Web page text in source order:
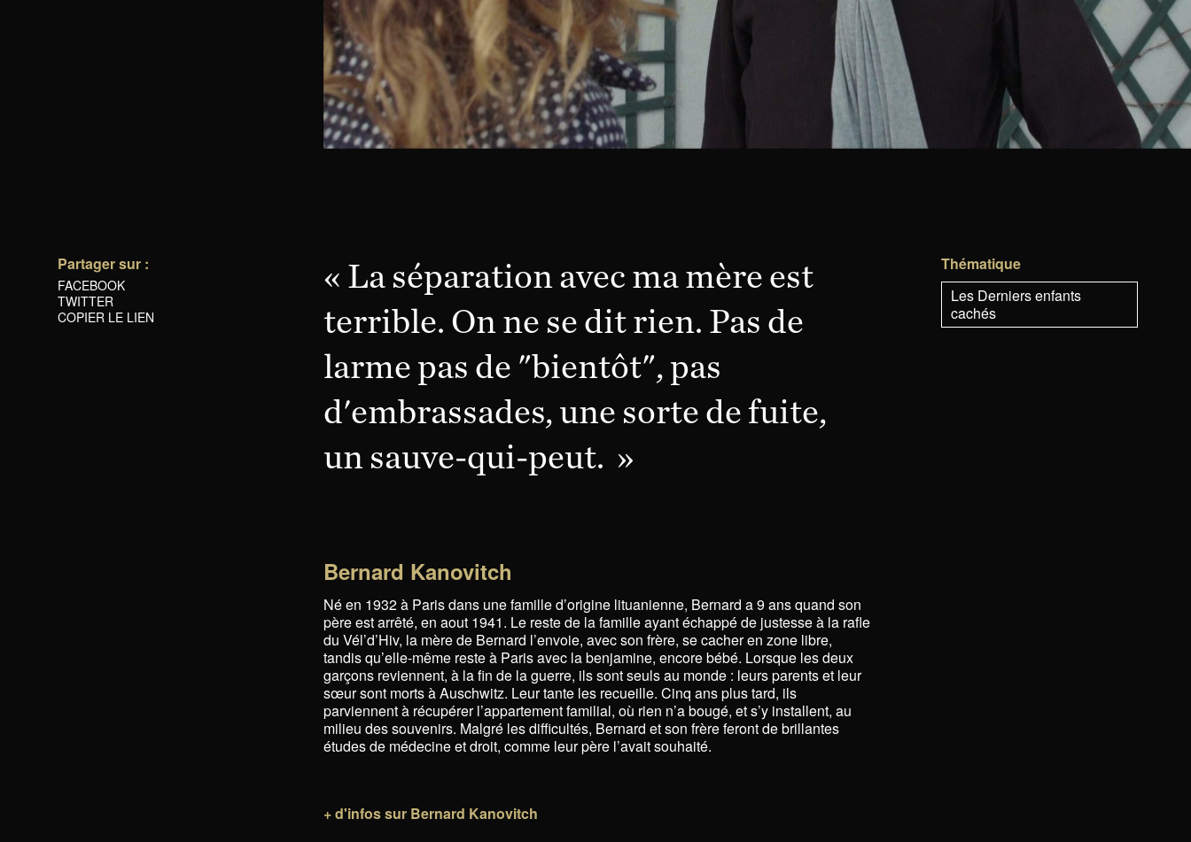
Partager sur :
FACEBOOK
TWITTER
COPIER LE LIEN
« La séparation avec ma mère est
terrible. On ne se dit rien. Pas de
larme pas de "bientôt", pas
d'embrassades, une sorte de fuite,
un sauve-qui-peut. »
Thématique
Les Derniers enfants
cachés
Bernard Kanovitch
Né en 1932 à Paris dans une famille d’origine lituanienne, Bernard a 9 ans quand son
père est arrêté, en aout 1941. Le reste de la famille ayant échappé de justesse à la rafle
du Vél’d’Hiv, la mère de Bernard l’envoie, avec son frère, se cacher en zone libre,
tandis qu’elle-même reste à Paris avec la benjamine, encore bébé. Lorsque les deux
garçons reviennent, à la fin de la guerre, ils sont seuls au monde : leurs parents et leur
sœur sont morts à Auschwitz. Leur tante les recueille. Cinq ans plus tard, ils
parviennent à récupérer l’appartement familial, où rien n’a bougé, et s’y installent, au
milieu des souvenirs. Malgré les difficultés, Bernard et son frère feront de brillantes
études de médecine et droit, comme leur père l’avait souhaité.
+ d'infos sur Bernard Kanovitch